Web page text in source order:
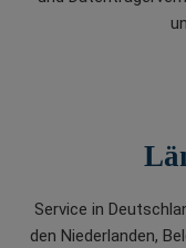
Service in
den Niederlanden,